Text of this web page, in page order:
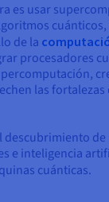
es usar
de la
procesadores
las fortalezas
descubrimiento
e inteligencia
cuánticas.